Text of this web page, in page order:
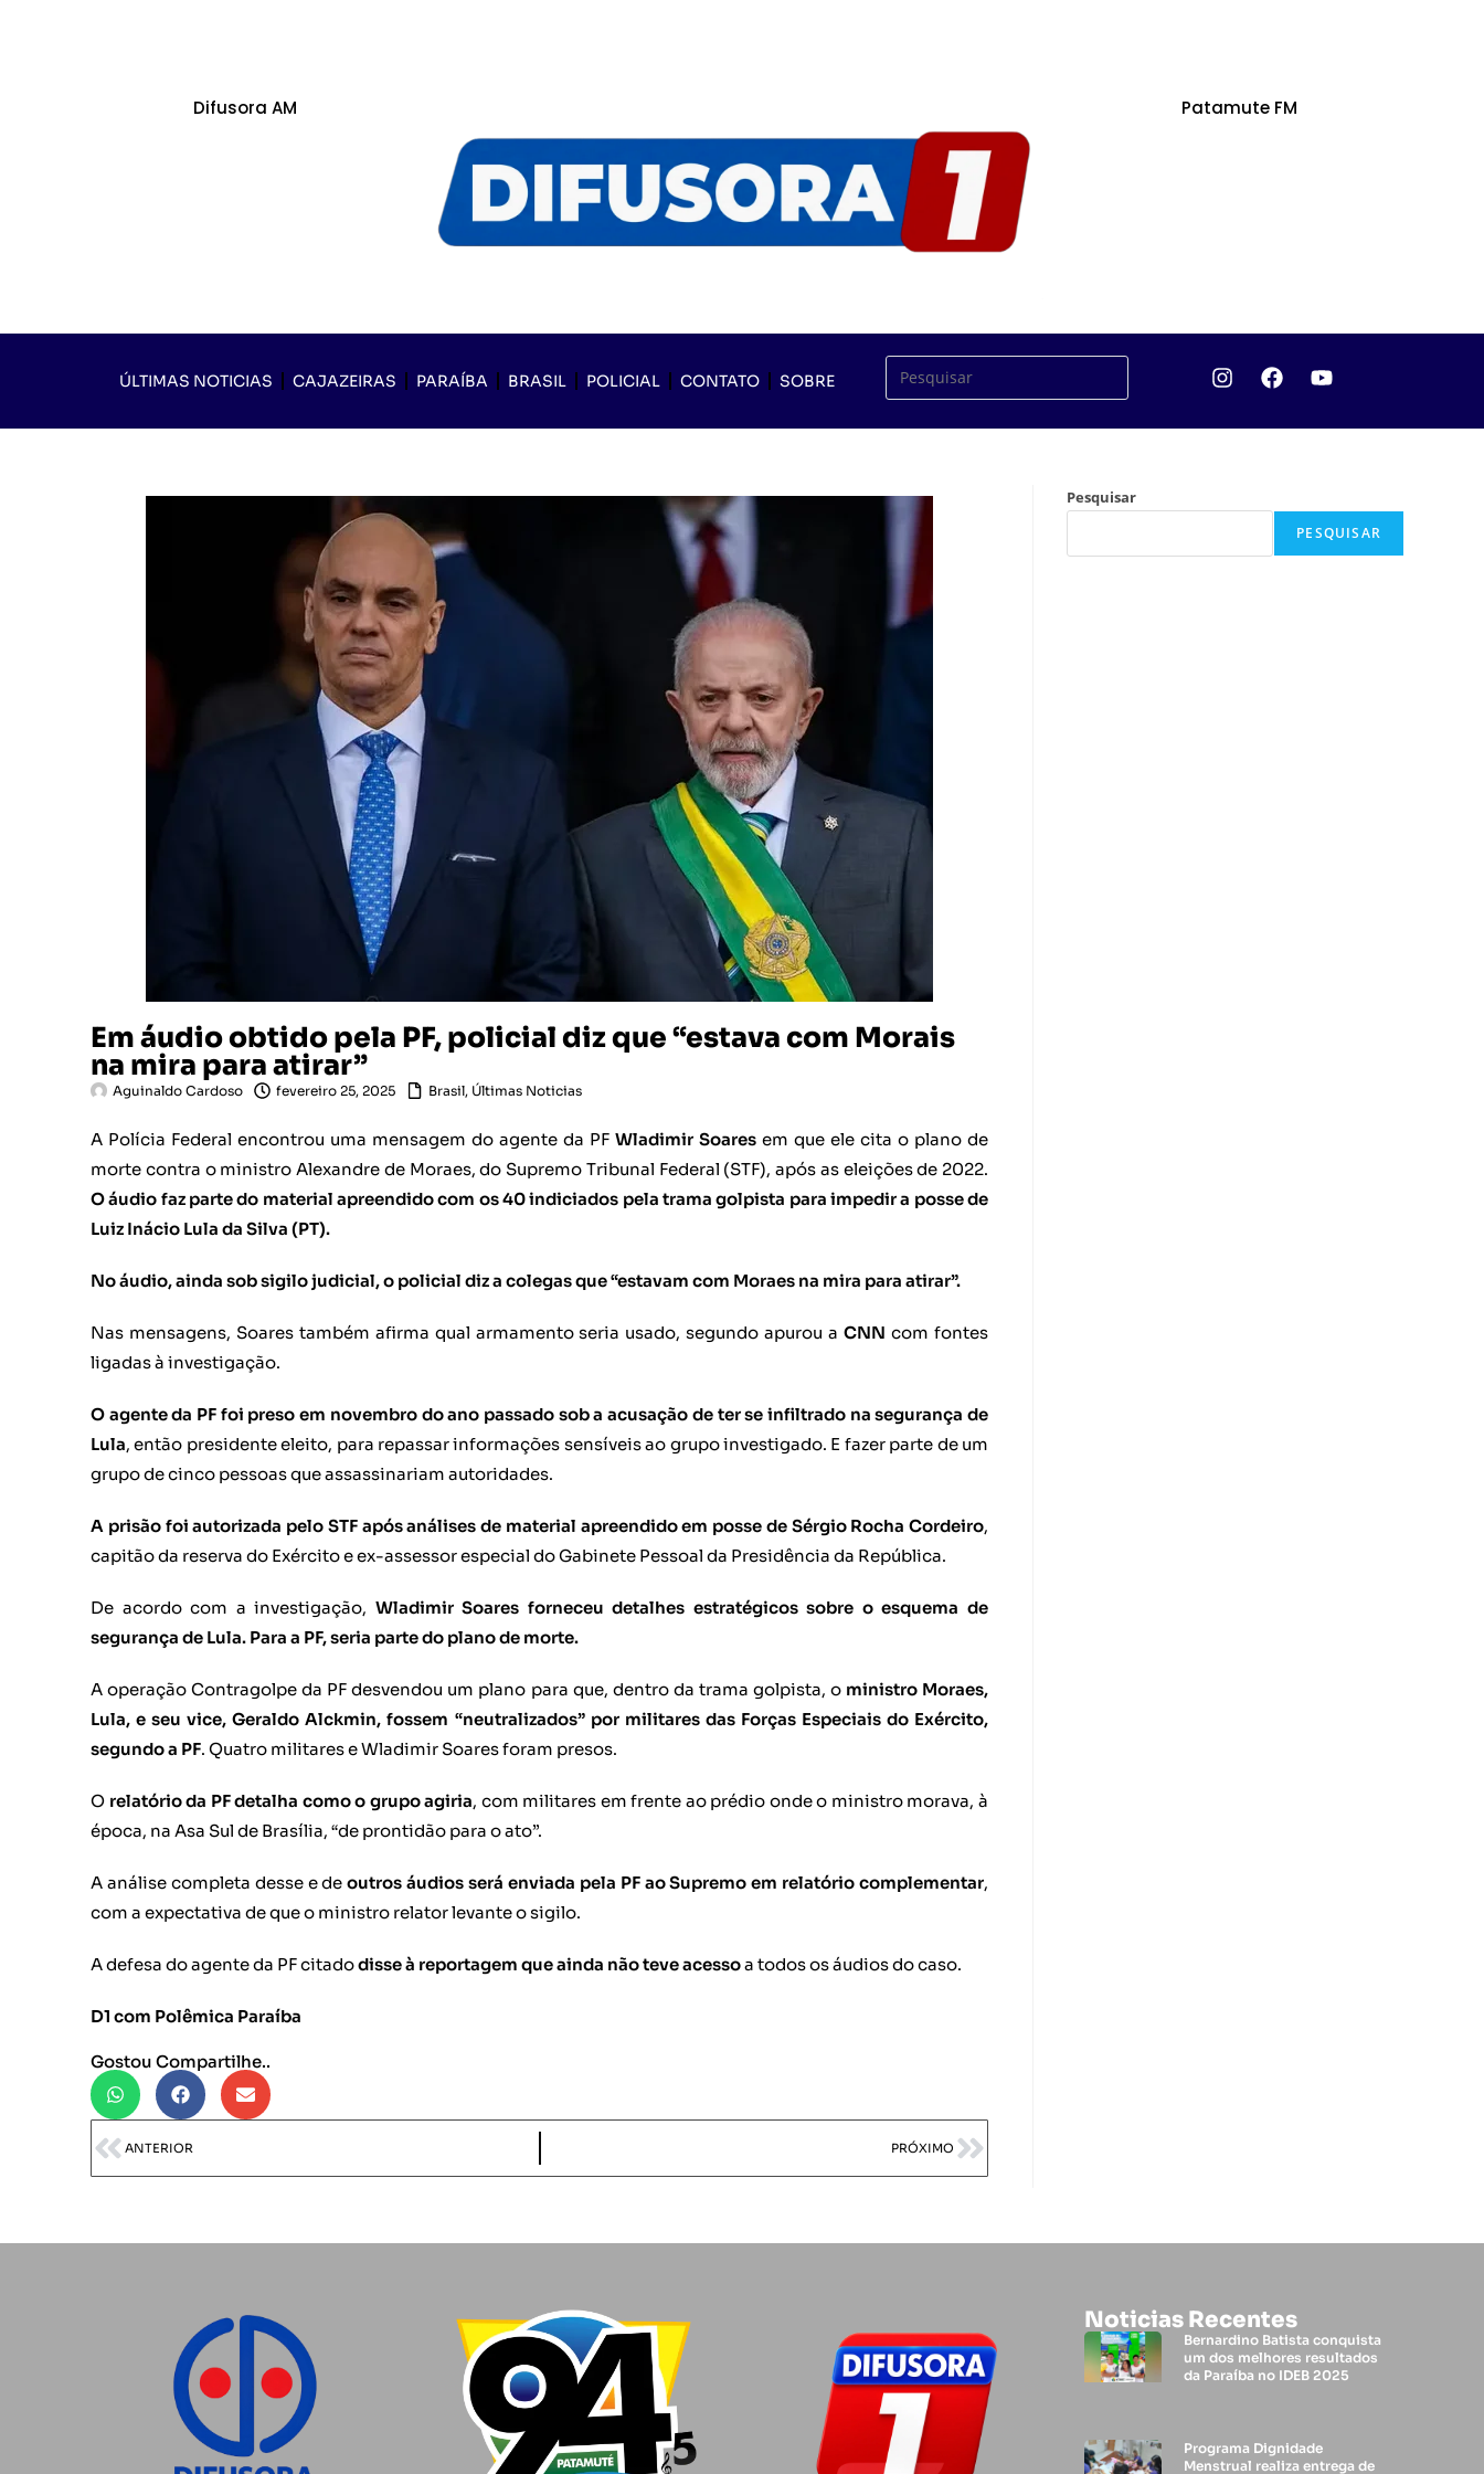
Difusora AM Patamute FM
ÚLTIMAS NOTICIAS CAJAZEIRAS PARAÍBA BRASIL POLICIAL CONTATO SOBRE
Em áudio obtido pela PF, policial diz que “estava com Morais
na mira para atirar”
Aguinaldo Cardoso fevereiro 25, 2025 Brasil, Últimas Noticias
A Polícia Federal encontrou uma mensagem do agente da PF Wladimir Soares em que ele cita o plano de
morte contra o ministro Alexandre de Moraes, do Supremo Tribunal Federal (STF), após as eleições de 2022.
O áudio faz parte do material apreendido com os 40 indiciados pela trama golpista para impedir a posse de
Luiz Inácio Lula da Silva (PT).
No áudio, ainda sob sigilo judicial, o policial diz a colegas que “estavam com Moraes na mira para atirar”.
Nas mensagens, Soares também afirma qual armamento seria usado, segundo apurou aCNN com fontes
ligadas à investigação.
O agente da PF foi preso em novembro do ano passado sob a acusação de ter se infiltrado na segurança de
Lula, então presidente eleito, para repassar informações sensíveis ao grupo investigado. E fazer parte de um
grupo de cinco pessoas que assassinariam autoridades.
A prisão foi autorizada pelo STF após análises de material apreendido em posse de Sérgio Rocha Cordeiro,
capitão da reserva do Exército e ex-assessor especial do Gabinete Pessoal da Presidência da República.
De acordo com a investigação, Wladimir Soares forneceu detalhes estratégicos sobre o esquema de
segurança de Lula. Para a PF, seria parte do plano de morte.
A operação Contragolpe da PF desvendou um plano para que, dentro da trama golpista, o ministro Moraes,
Lula, e seu vice, Geraldo Alckmin, fossem “neutralizados” por militares das Forças Especiais do Exército,
segundo a PF. Quatro militares e Wladimir Soares foram presos.
O relatório da PF detalha como o grupo agiria, com militares em frente ao prédio onde o ministro morava, à
época, na Asa Sul de Brasília, “de prontidão para o ato”.
A análise completa desse e deoutros áudios será enviada pela PF ao Supremo em relatório complementar,
com a expectativa de que o ministro relator levante o sigilo.
A defesa do agente da PF citadodisse à reportagem que ainda não teve acessoa todos os áudios do caso.
D1 com Polêmica Paraíba
Gostou Compartilhe..
ANTERIOR PRÓXIMO
Pesquisar
PESQUISAR
Noticias Recentes
Bernardino Batista conquista
um dos melhores resultados
da Paraíba no IDEB 2025
Programa Dignidade
Menstrual realiza entrega de